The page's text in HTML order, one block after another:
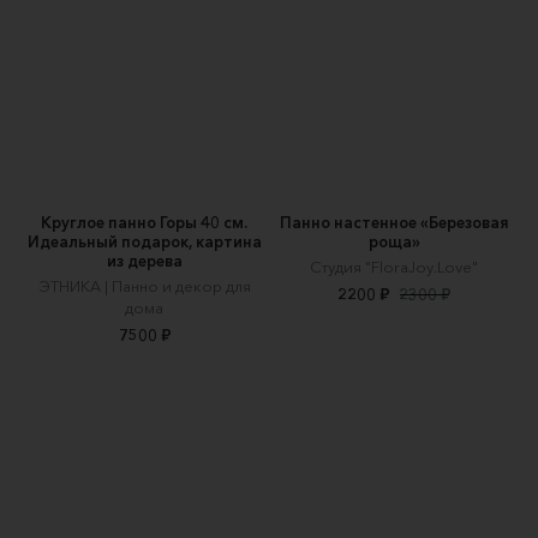
Круглое панно Горы 40 см.
Идеальный подарок, картина
из дерева
ЭТНИКА | Панно и декор для
дома
7500 ₽
Панно настенное «Березовая
роща»
Cтудия "FloraJoy.Love"
2200 ₽ 2300 ₽